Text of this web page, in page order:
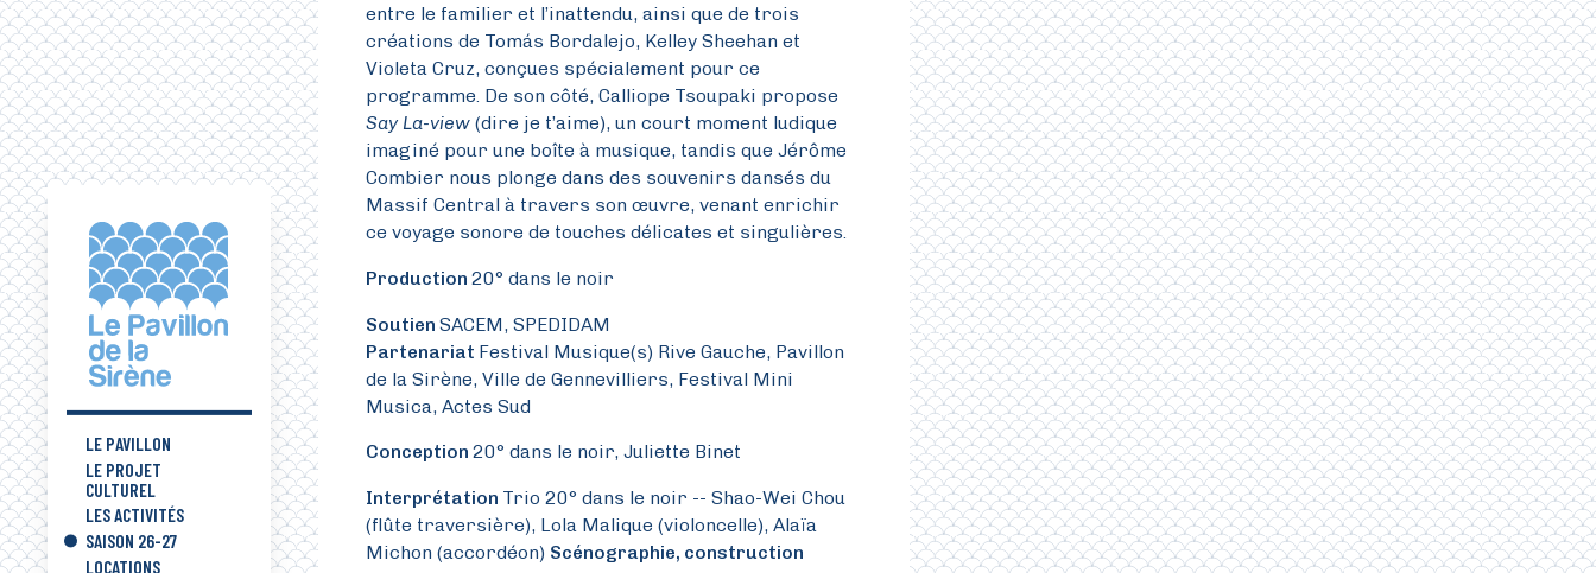
LE PAVILLON
LE PROJET
CULTUREL
LES ACTIVITÉS
SAISON 26-27
LOCATIONS
entre le familier et l’inattendu, ainsi que de trois
créations de Tomás Bordalejo, Kelley Sheehan et
Violeta Cruz, conçues spécialement pour ce
programme. De son côté, Calliope Tsoupaki propose
Say La-view (dire je t’aime), un court moment ludique
imaginé pour une boîte à musique, tandis que Jérôme
Combier nous plonge dans des souvenirs dansés du
Massif Central à travers son œuvre, venant enrichir
ce voyage sonore de touches délicates et singulières.
Production20° dans le noir
SoutienSACEM, SPEDIDAM
Partenariat Festival Musique(s) Rive Gauche, Pavillon
de la Sirène, Ville de Gennevilliers, Festival Mini
Musica, Actes Sud
Conception20° dans le noir, Juliette Binet
Interprétation Trio 20° dans le noir -- Shao-Wei Chou
(flûte traversière), Lola Malique (violoncelle), Alaïa
Michon (accordéon) Scénographie, construction